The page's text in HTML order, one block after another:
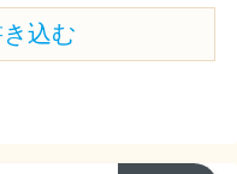
込む